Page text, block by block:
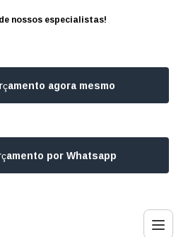
nossos especialistas!
agora mesmo
por Whatsapp